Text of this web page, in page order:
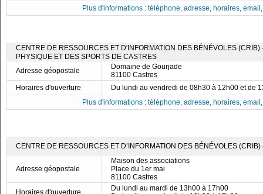
Plus d'informations : téléphone, adresse, horaires,
CENTRE DE RESSOURCES ET D'INFORMATION DES BÉNÉVOLES
PHYSIQUE ET DES SPORTS DE CASTRES
Adresse géopostale
Domaine de Gourjade
81100 Castres
Horaires d'ouverture
Du lundi au vendredi de 08h30 à 12h00 et de
Plus d'informations : téléphone, adresse, horaires,
CENTRE DE RESSOURCES ET D’INFORMATION DES BÉNÉVOLES
Adresse géopostale
Maison des associations
Place du 1er mai
81100 Castres
Horaires d'ouverture
Du lundi au mardi de 13h00 à 17h00